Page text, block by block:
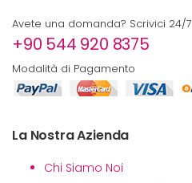
Avete una domanda? Scrivici 24/7
+90 544 920 8375
Modalità di Pagamento
La Nostra Azienda
Chi Siamo Noi